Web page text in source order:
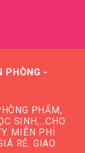
PHÒNG -
PHẨM,
SINH,…CHO
MIỄN PHÍ
RẺ. GIAO